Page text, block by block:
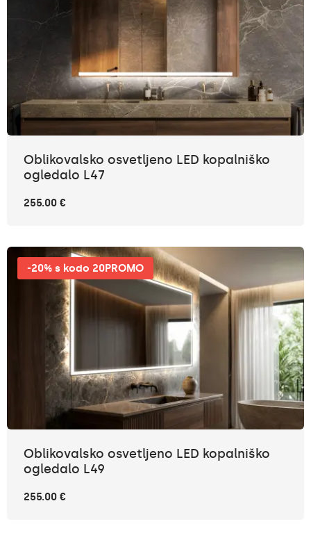
Oblikovalsko osvetljeno LED kopalniško
ogledalo L47
255.00 €
-20% s kodo 20PROMO
Oblikovalsko osvetljeno LED kopalniško
ogledalo L49
255.00 €